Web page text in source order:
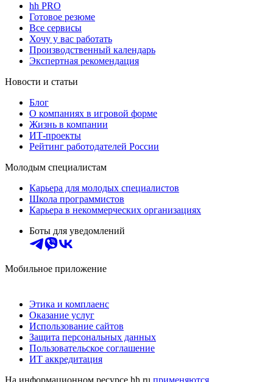
hh PRO
Готовое резюме
Все сервисы
Хочу у вас работать
Производственный календарь
Экспертная рекомендация
Новости и статьи
Блог
О компаниях в игровой форме
Жизнь в компании
ИТ-проекты
Рейтинг работодателей России
Молодым специалистам
Карьера для молодых специалистов
Школа программистов
Карьера в некоммерческих организациях
Боты для уведомлений
Мобильное приложение
Этика и комплаенс
Оказание услуг
Использование сайтов
Защита персональных данных
Пользовательское соглашение
ИТ аккредитация
На информационном ресурсе hh.ru применяются